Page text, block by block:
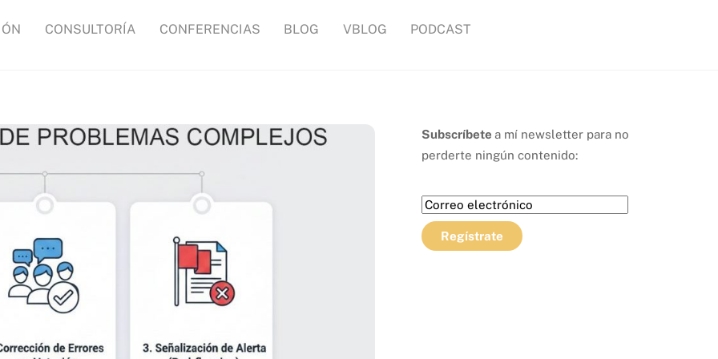
CONSULTORÍA CONFERENCIAS BLOG VBLOG PODCAST
Subscríbete a mí newsletter para no
perderte ningún contenido: